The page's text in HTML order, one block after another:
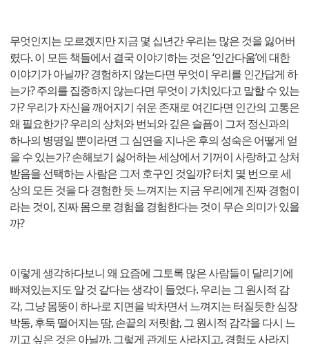
무엇인지는 모르겠지만 지금 몇 십년간 우리는 많은 것을 잃어버
렸다. 이 모든 책들에서 결국 이야기하는 것은 ‘인간다움’에 대한
이야기가 아닐까? 경험하지 않는다면 무엇이 우리를 인간답게 하
는가? 주의를 집중하지 않는다면 무엇이 가치있다고 말할 수 있는
가? 우리가 자신을 깨어지기 쉬운 존재로 여긴다면 인간의 고통은
왜 필요한가? 우리의 상처와 번뇌와 깊은 슬픔이 그저 정신과의
하나의 병명일 뿐이라면 그 심연을 지나온 후의 성숙은 어떻게 얻
을 수 있는가? 손해보기 싫어하는 세상에서 기꺼이 사랑하고 상처
받음을 선택하는 사람은 그저 호구인 것일까? 터치 몇 번으로 세
상의 모든 것을 다 경험한 듯 느껴지는 지금 우리에게 진짜 경험이
라는 것이, 진짜 몸으로 경험을 경험한다는 것이 무슨 의미가 있을
까?
이렇게 생각하다보니 왜 요즘에 그토록 많은 사람들이 달리기에
빠져있는지도 알 것 같다는 생각이 들었다. 우리는 그 원시적 감
각, 그냥 몸뚱이 하나로 지면을 박차면서 느껴지는 터질듯한 심장
박동, 후둑 떨어지는 땀, 손끝의 저릿함, 그 원시적 감각을 다시 느
끼고 싶은 것은 아닐까. 그렇게 관계도 사라지고, 경험도 사라지